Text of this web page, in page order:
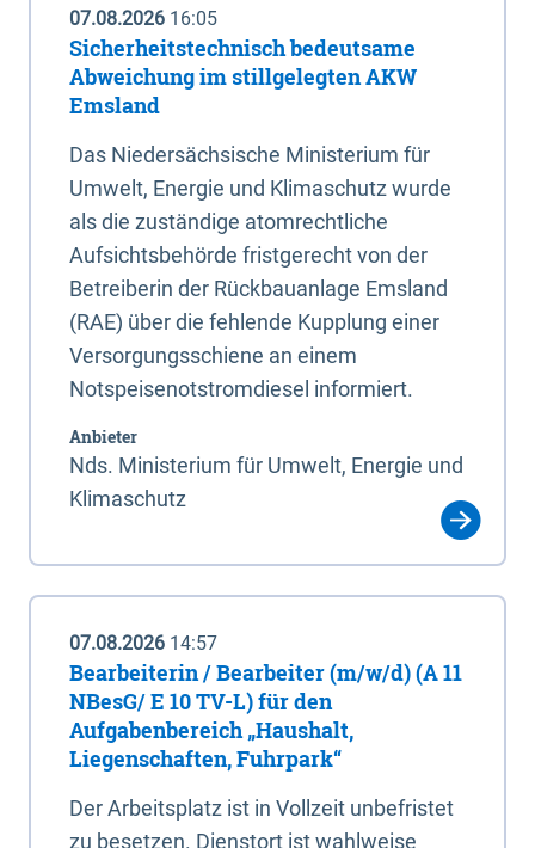
07.08.2026 16:05
Sicherheitstechnisch bedeutsame
Abweichung im stillgelegten AKW
Emsland
Das Niedersächsische Ministerium für
Umwelt, Energie und Klimaschutz wurde
als die zuständige atomrechtliche
Aufsichtsbehörde fristgerecht von der
Betreiberin der Rückbauanlage Emsland
(RAE) über die fehlende Kupplung einer
Versorgungsschiene an einem
Notspeisenotstromdiesel informiert.
Anbieter
Nds. Ministerium für Umwelt, Energie und
Klimaschutz
07.08.2026 14:57
Bearbeiterin / Bearbeiter (m/w/d) (A 11
NBesG/ E 10 TV-L) für den
Aufgabenbereich „Haushalt,
Liegenschaften, Fuhrpark“
Der Arbeitsplatz ist in Vollzeit unbefristet
zu besetzen. Dienstort ist wahlweise